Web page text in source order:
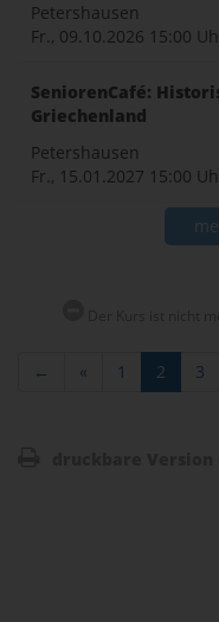
Petershausen
Fr., 09.10.2026 15:00
SeniorenCafé:
Griechenland
Petershausen
Fr., 15.01.2027 15:00
← « 1 2 3